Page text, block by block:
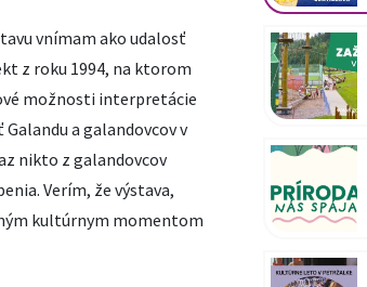
vnímam ako udalosť
z roku 1994, na ktorom
možnosti interpretácie
a galandovcov v
nikto z galandovcov
Verím, že výstava,
kultúrnym momentom